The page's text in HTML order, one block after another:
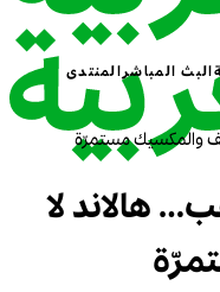
البث المباشرالمنتدى
والمكسيك مستمرّة
هالاند لا